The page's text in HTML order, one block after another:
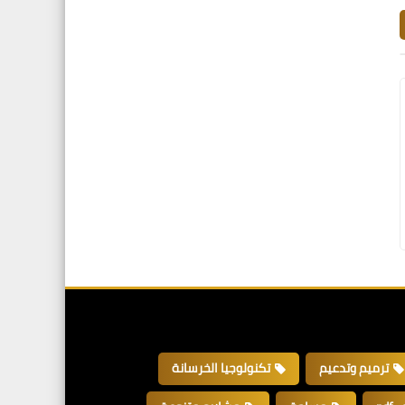
ترميم وتدعيم
تكنولوجيا الخرسانة